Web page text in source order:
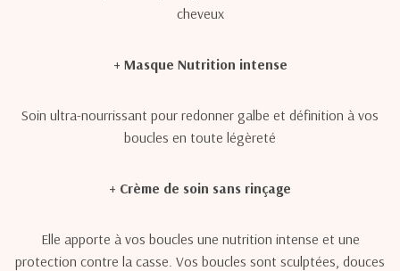
cheveux
+ Masque Nutrition intense
Soin ultra-nourrissant pour redonner galbe et définition à vos
boucles en toute légèreté
+ Crème de soin sans rinçage
Elle apporte à vos boucles une nutrition intense et une
protection contre la casse. Vos boucles sont sculptées, douces